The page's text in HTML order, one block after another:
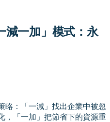
減一加」模式：永
略：「一減」找出企業中被忽
，「一加」把節省下的資源重